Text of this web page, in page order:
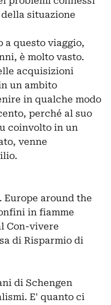
situazione
questo viaggio,
è molto vasto.
acquisizioni
un ambito
in qualche modo
perché al suo
coinvolto in un
venne
Europe around the
in fiamme
Con-vivere
di Risparmio di
di Schengen
E' quanto ci